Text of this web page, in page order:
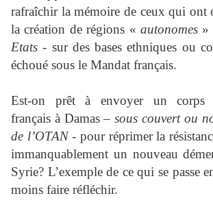
rafraîchir la mémoire de ceux qui ont
la création de régions « autonomes
Etats - sur des bases ethniques ou
échoué sous le Mandat français.
Est-on prêt à envoyer un corps
français à Damas –sous couvert ou
de l’OTAN- pour réprimer la
immanquablement un nouveau
Syrie? L’exemple de ce qui se passe
moins faire réfléchir.